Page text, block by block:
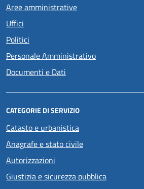
Aree amministrative
Uffici
Politici
Personale Amministrativo
Documenti e Dati
CATEGORIE DI SERVIZIO
Catasto e urbanistica
Anagrafe e stato civile
Autorizzazioni
Giustizia e sicurezza pubblica